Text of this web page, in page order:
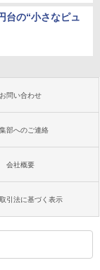
台の“小さなピュ
お問い合わせ
部へのご連絡
会社概要
引法に基づく表示